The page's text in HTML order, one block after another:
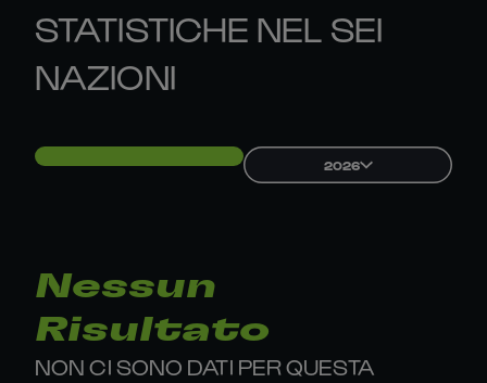
STATISTICHE NEL SEI
NAZIONI
2026
Nessun
Risultato
NON CI SONO DATI PER QUESTA